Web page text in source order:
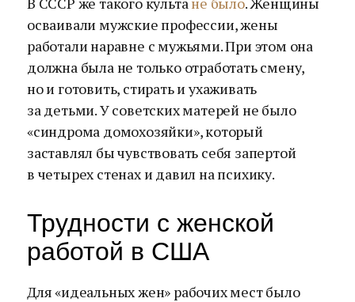
осваивали мужские профессии, жены
работали наравне с мужьями. При этом она
должна была не только отработать смену,
но и готовить, стирать и ухаживать
за детьми. У советских матерей не было
«синдрома домохозяйки», который
заставлял бы чувствовать себя запертой
в четырех стенах и давил на психику.
Трудности с женской
работой в США
Для «идеальных жен» рабочих мест было